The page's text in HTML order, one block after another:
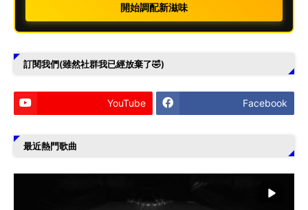
開始調配新滋味
訂閱我們(雖然社群我已經放棄了🤣)
YouTube Facebook
最近熱門歌曲